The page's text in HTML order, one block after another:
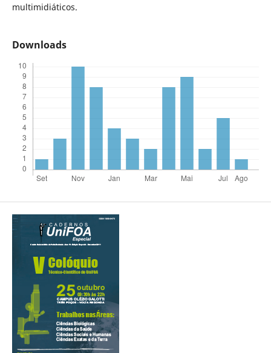
multimidiáticos.
Downloads